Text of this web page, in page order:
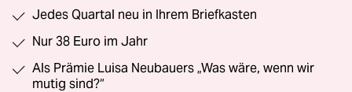
Jedes Quartal neu in Ihrem Briefkasten
Nur 38 Euro im Jahr
Als Prämie Luisa Neubauers „Was wäre, wenn wir
mutig sind?“